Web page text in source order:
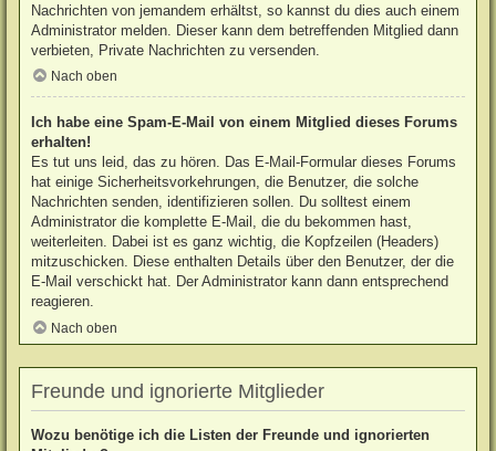
Nachrichten von jemandem erhältst, so kannst du dies auch einem
Administrator melden. Dieser kann dem betreffenden Mitglied dann
verbieten, Private Nachrichten zu versenden.
Nach oben
Ich habe eine Spam-E-Mail von einem Mitglied dieses Forums
erhalten!
Es tut uns leid, das zu hören. Das E-Mail-Formular dieses Forums
hat einige Sicherheitsvorkehrungen, die Benutzer, die solche
Nachrichten senden, identifizieren sollen. Du solltest einem
Administrator die komplette E-Mail, die du bekommen hast,
weiterleiten. Dabei ist es ganz wichtig, die Kopfzeilen (Headers)
mitzuschicken. Diese enthalten Details über den Benutzer, der die
E-Mail verschickt hat. Der Administrator kann dann entsprechend
reagieren.
Nach oben
Freunde und ignorierte Mitglieder
Wozu benötige ich die Listen der Freunde und ignorierten